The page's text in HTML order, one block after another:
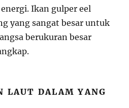
Ikan gulper eel
yang sangat besar untuk
berukuran besar
LAUT DALAM YANG